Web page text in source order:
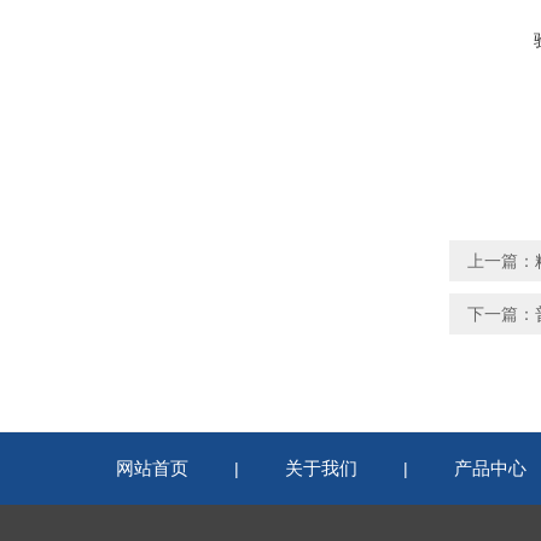
上一篇：
下一篇：
网站首页 | 关于我们 | 产品中心